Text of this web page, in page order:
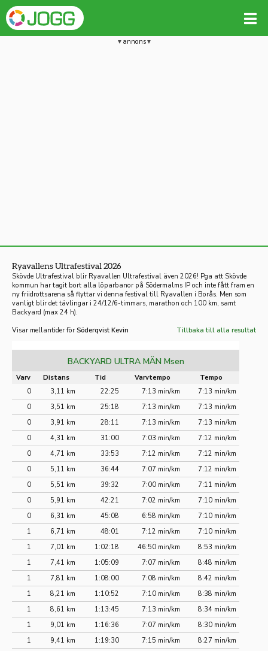
annons
Ryavallens Ultrafestival 2026
Skövde Ultrafestival blir Ryavallen Ultrafestival även 2026! Pga att Skövde
kommun har tagit bort alla löparbanor på Södermalms IP och inte fått fram en
ny friidrottsarena så flyttar vi denna festival till Ryavallen i Borås. Men som
vanligt blir det tävlingar i 24/12/6-timmars, marathon och 100 km, samt
Backyard (max 24 h).
Visar mellantider för Söderqvist Kevin Tillbaka till alla resultat
BACKYARD ULTRA MÄN Msen
Varv Distans Tid Varvtempo
Tempo
0
3,11 km 22:25 7:13 min/km
7:13 min/km
0
3,51 km 25:18 7:13 min/km
7:13 min/km
0
3,91 km 28:11 7:13 min/km
7:13 min/km
0
4,31 km 31:00 7:03 min/km
7:12 min/km
0
4,71 km 33:53 7:12 min/km
7:12 min/km
0
5,11 km 36:44 7:07 min/km
7:12 min/km
0
5,51 km 39:32 7:00 min/km
7:11 min/km
0
5,91 km 42:21 7:02 min/km
7:10 min/km
0
6,31 km 45:08 6:58 min/km
7:10 min/km
1
6,71 km 48:01 7:12 min/km
7:10 min/km
1
7,01 km 1:02:18 46:50 min/km
8:53 min/km
1
7,41 km 1:05:09 7:07 min/km
8:48 min/km
1
7,81 km 1:08:00 7:08 min/km
8:42 min/km
1
8,21 km 1:10:52 7:10 min/km
8:38 min/km
1
8,61 km 1:13:45 7:13 min/km
8:34 min/km
1
9,01 km 1:16:36 7:07 min/km
8:30 min/km
1
9,41 km 1:19:30 7:15 min/km
8:27 min/km